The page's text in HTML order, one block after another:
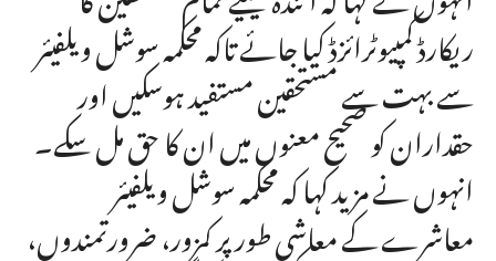
ریکارڈ کمپیوٹرائزڈ کیا جائے تاکہ محکمہ سوشل ویلفیئر
سے بہت سے مستحقین مستفید ہوسکیں اور
حقداران کو صحیح معنوں میں ان کا حق مل سکے۔
انہوں نے مزید کہا کہ محکمہ سوشل ویلفیئر
معاشرے کے معاشی طور پر کمزور، ضرورتمندوں،